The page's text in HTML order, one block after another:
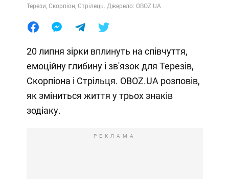
Терези, Скорпіон, Стрілець. Джерело: OBOZ.UA
20 липня зірки вплинуть на співчуття,
емоційну глибину і зв'язок для Терезів,
Скорпіона і Стрільця. OBOZ.UA розповів,
як зміниться життя у трьох знаків
зодіаку.
РЕКЛАМА